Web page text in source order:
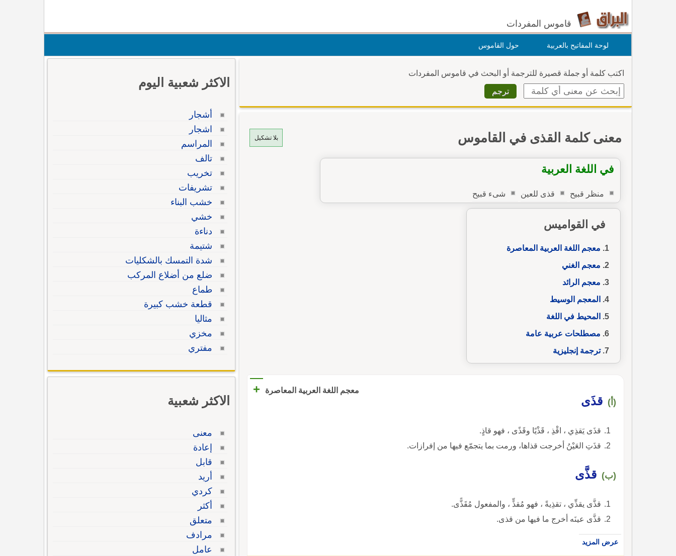
قاموس المفردات
لوحة المفاتيح بالعربية حول القاموس
اكتب كلمة أو جملة قصيرة للترجمة أو البحث في قاموس المفردات
بلا تشكيل معنى كلمة القذى في القاموس
في اللغة العربية
منظر قبيح قذى للعين شىء قبيح
في القواميس
معجم اللغة العربية المعاصرة
معجم الغني
معجم الرائد
المعجم الوسيط
المحيط في اللغة
مصطلحات عربية عامة
ترجمة إنجليزية
معجم اللغة العربية المعاصرة +
(أ) قذَى
قذَى يَقذِي ، اقْذِ ، قَذْيًا وقَذًى ، فهو قاذٍ.
قذَتِ العَيْنُ أخرجت قذاها، ورمت بما يتجمّع فيها من إفرازات.
(ب) قذَّى
قذَّى يقذِّي ، تقذِيةً ، فهو مُقذٍّ ، والمفعول مُقَذًّى.
قذَّى عينَه أخرج ما فيها من قذى.
عرض المزيد
الاكثر شعبية اليوم
أشجار
اشجار
المراسم
تالف
تخريب
تشريفات
خشب البناء
خشي
دناءة
شتيمة
شدة التمسك بالشكليات
ضلع من أضلاع المركب
طماع
قطعة خشب كبيرة
مثاليا
مخزي
مفتري
الاكثر شعبية
معنى
إعادة
قابل
أريد
كردي
أكثر
متعلق
مرادف
عامل